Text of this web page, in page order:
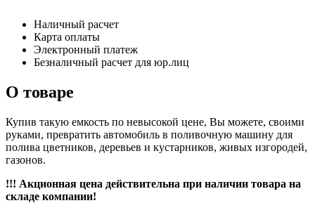
Наличный расчет
Карта оплаты
Электронный платеж
Безналичный расчет для юр.лиц
О товаре
Купив такую емкость по невысокой цене, Вы можете, своими
руками, превратить автомобиль в поливочную машину для
полива цветников, деревьев и кустарников, живых изгородей,
газонов.
!!! Акционная цена действительна при наличии товара на
складе компании!